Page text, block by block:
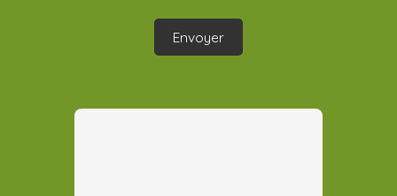
Envoyer